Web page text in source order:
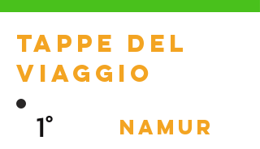
Tappe del
viaggio
1° namur